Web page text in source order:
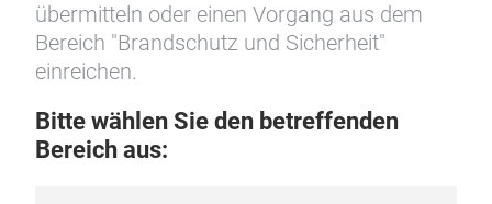
übermitteln oder einen Vorgang aus dem
Bereich "Brandschutz und Sicherheit"
einreichen.
Bitte wählen Sie den betreffenden
Bereich aus: